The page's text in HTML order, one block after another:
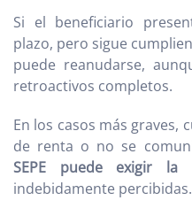
Si el beneficiario
plazo, pero sigue
puede reanudarse,
retroactivos completos.
En los casos más graves,
de renta o no se
SEPE puede exigir la
indebidamente percibidas.